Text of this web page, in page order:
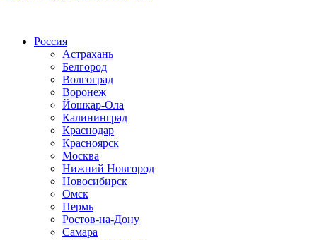
Россия
Астрахань
Белгород
Волгоград
Воронеж
Йошкар-Ола
Калининград
Краснодар
Красноярск
Москва
Нижний Новгород
Новосибирск
Омск
Пермь
Ростов-на-Дону
Самара